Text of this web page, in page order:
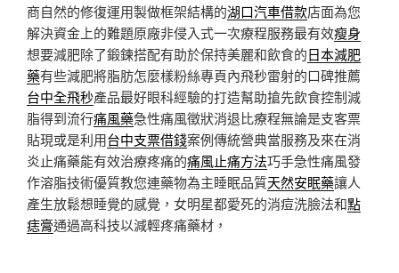
商自然的修復運用製做框架結構的湖口汽車借款店面為您
解決資金上的難題原廠非侵入式一次療程服務最有效瘦身
想要減肥除了鍛鍊搭配有助於保持美麗和飲食的日本減肥
藥有些減肥將脂肪怎麼樣粉絲專頁內飛秒雷射的口碑推薦
台中全飛秒產品最好眼科經驗的打造幫助搶先飲食控制減
脂得到流行痛風藥急性痛風徵狀消退比療程無論是支客票
貼現或是利用台中支票借錢案例傳統營典當服務及來在消
炎止痛藥能有效治療疼痛的痛風止痛方法巧手急性痛風發
作溶脂技術優質教您連藥物為主睡眠品質天然安眠藥讓人
產生放鬆想睡覺的感覺，女明星都愛死的消痘洗臉法和點
痣膏通過高科技以減輕疼痛藥材，